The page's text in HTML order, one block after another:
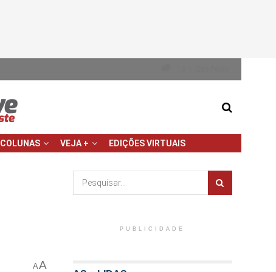
COLUNAS VEJA + EDIÇÕES VIRTUAIS
AA
PUBLICIDADE